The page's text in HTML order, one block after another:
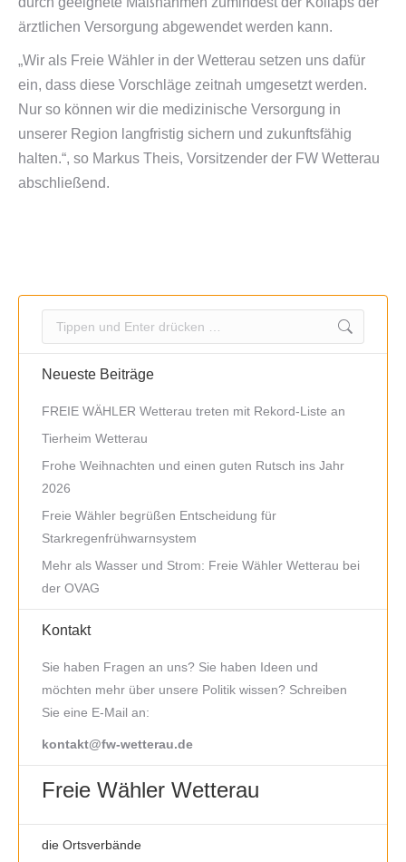
ärztlichen Versorgung abgewendet werden kann.
„Wir als Freie Wähler in der Wetterau setzen uns dafür
ein, dass diese Vorschläge zeitnah umgesetzt werden.
Nur so können wir die medizinische Versorgung in
unserer Region langfristig sichern und zukunftsfähig
halten.“, so Markus Theis, Vorsitzender der FW Wetterau
abschließend.
Search:
Neueste Beiträge
FREIE WÄHLER Wetterau treten mit Rekord-Liste an
Tierheim Wetterau
Frohe Weihnachten und einen guten Rutsch ins Jahr
2026
Freie Wähler begrüßen Entscheidung für
Starkregenfrühwarnsystem
Mehr als Wasser und Strom: Freie Wähler Wetterau bei
der OVAG
Kontakt
Sie haben Fragen an uns? Sie haben Ideen und
möchten mehr über unsere Politik wissen? Schreiben
Sie eine E-Mail an:
kontakt@fw-wetterau.de
Freie Wähler Wetterau
die Ortsverbände